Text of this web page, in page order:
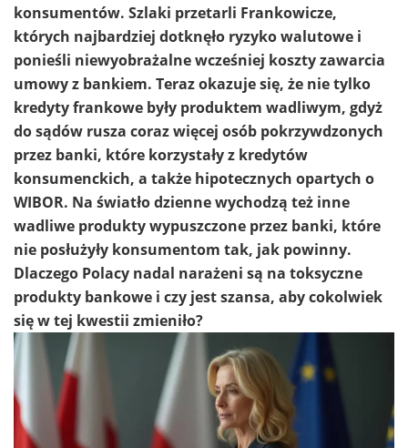
konsumentów. Szlaki przetarli Frankowicze,
których najbardziej dotknęło ryzyko walutowe i
ponieśli niewyobrażalne wcześniej koszty zawarcia
umowy z bankiem. Teraz okazuje się, że nie tylko
kredyty frankowe były produktem wadliwym, gdyż
do sądów rusza coraz więcej osób pokrzywdzonych
przez banki, które korzystały z kredytów
konsumenckich, a także hipotecznych opartych o
WIBOR. Na światło dzienne wychodzą też inne
wadliwe produkty wypuszczone przez banki, które
nie posłużyły konsumentom tak, jak powinny.
Dlaczego Polacy nadal narażeni są na toksyczne
produkty bankowe i czy jest szansa, aby cokolwiek
się w tej kwestii zmieniło?